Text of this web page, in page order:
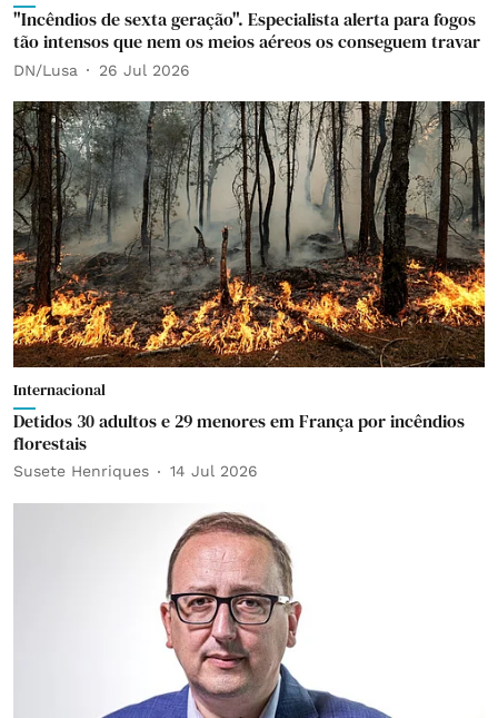
"Incêndios de sexta geração". Especialista alerta para fogos
tão intensos que nem os meios aéreos os conseguem travar
DN/Lusa 26 Jul 2026
Internacional
Detidos 30 adultos e 29 menores em França por incêndios
florestais
Susete Henriques 14 Jul 2026